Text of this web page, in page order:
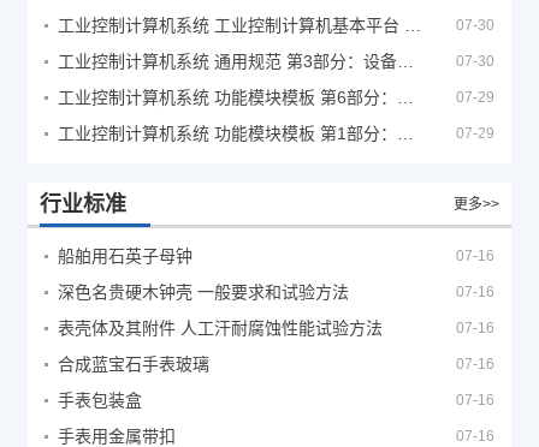
07-30
07-30
07-29
07-29
行业标准 更多>>
船舶用石英子母钟 07-16
深色名贵硬木钟壳 一般要求和试验方法 07-16
表壳体及其附件 人工汗耐腐蚀性能试验方法 07-16
合成蓝宝石手表玻璃 07-16
手表包装盒 07-16
手表用金属带扣 07-16